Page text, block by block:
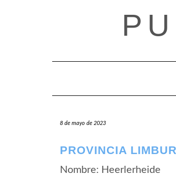
8 de mayo de 2023
PROVINCIA
Nombre: Heerlerheide